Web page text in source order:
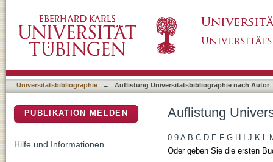
Universitätsbibliographie → Auflistung Universitätsbibliographie nach Autor
Auflistung
0-9 A B C D E F G H J K L
Oder geben Sie die ersten
PUBLIKATION MELDEN
Hilfe und Informationen